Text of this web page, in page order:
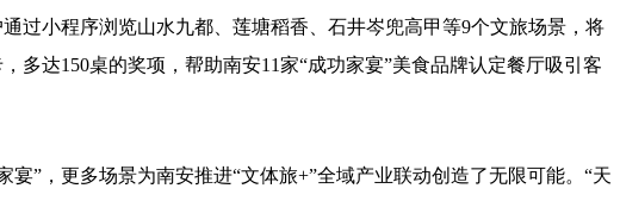
通过小程序浏览山水九都、莲塘稻香、石井岑兜高甲等9个文旅场景，将
多达150桌的奖项，帮助南安11家“成功家宴”美食品牌认定餐厅吸引客
”，更多场景为南安推进“文体旅+”全域产业联动创造了无限可能。“天